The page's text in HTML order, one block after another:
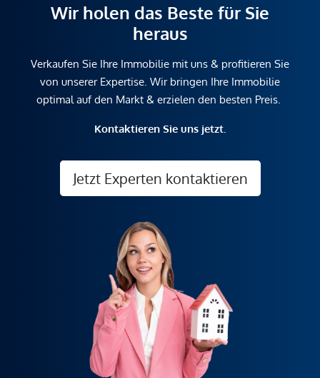
Wir holen das Beste für Sie
heraus
Verkaufen Sie Ihre Immobilie mit uns & profitieren Sie
von unserer Expertise. Wir bringen Ihre Immobilie
optimal auf den Markt & erzielen den besten Preis.
Kontaktieren Sie uns jetzt.
Jetzt Experten kontaktieren